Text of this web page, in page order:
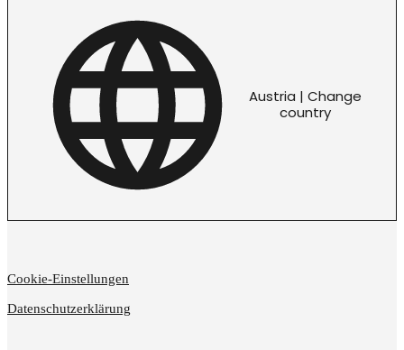
Austria | Change
country
Cookie-Einstellungen
Datenschutzerklärung